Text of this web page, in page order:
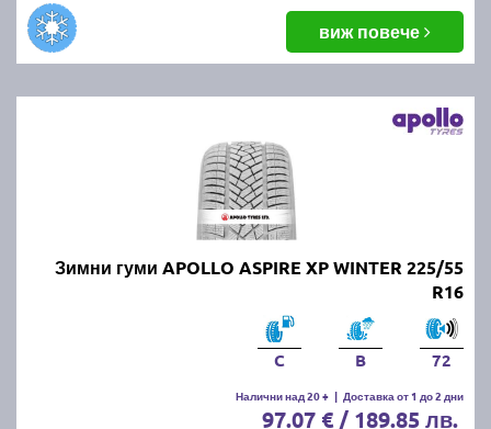
виж повече
Зимни гуми APOLLO ASPIRE XP WINTER 225/55
R16
C B 72
Налични над 20 + | Доставка от 1 до 2 дни
97.07 € / 189.85 лв.